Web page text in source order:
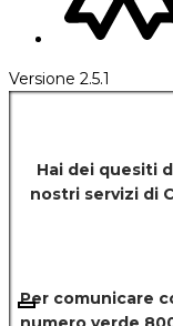
Versione 2.5.1
Hai dei quesiti
nostri servizi di
Per comunicare